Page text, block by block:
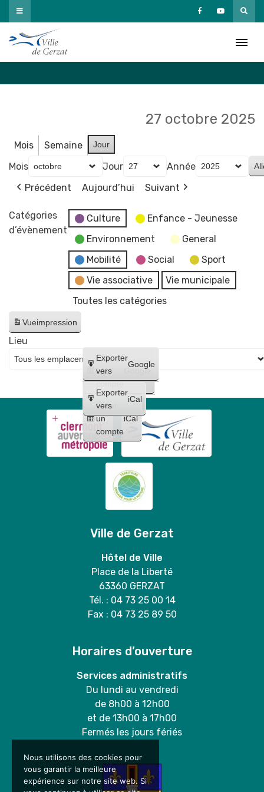
Passer
au
contenu
27 octobre 2025
Mois Semaine Jour
Mois Jour
Année
Précédent
Aujourd’hui Suivant
Catégories
d’évènement
Culture
Enfance - Jeunesse
Environnement
General
Mobilité
Social
Sport
Vie associative
Vie municipale
Toutes les catégories
Vueimpression
Créer
un
compte
Google
Créer
un
compte
iCal
Exporter
vers
Google
Exporter
vers
iCal
Lieu
Ville de Gerzat
Hôtel de Ville
Place de la Liberté
63360 GERZAT
Tél. : 04 73 25 00 14
Fax : 04 73 25 89 50
Horaires d’ouverture
Services administratifs
Du lundi au vendredi
de 8h00 à 12h00
et de 13h00 à 17h00
Fermés les jours fériés
Nous utilisons des cookies pour
vous garantir la meilleure
expérience sur notre site web. Si